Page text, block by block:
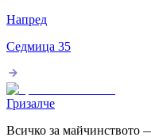
Напред
Седмица 35
Гризалче
Всичко за майчинството